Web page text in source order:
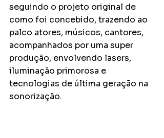
seguindo o projeto original de
como foi concebido, trazendo ao
palco atores, músicos, cantores,
acompanhados por uma super
produção, envolvendo lasers,
iluminação primorosa e
tecnologias de última geração na
sonorização.